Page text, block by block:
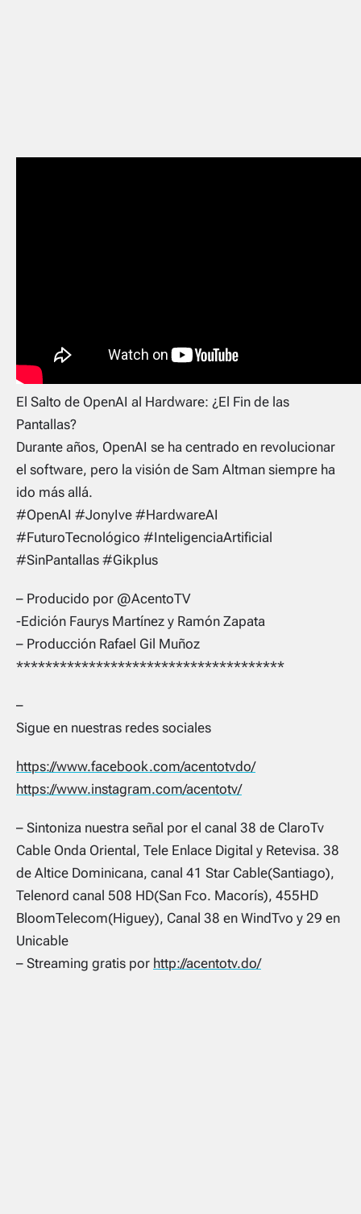
El Salto de OpenAI al Hardware: ¿El Fin de las
Pantallas?
Durante años, OpenAI se ha centrado en revolucionar
el software, pero la visión de Sam Altman siempre ha
ido más allá.
#OpenAI #JonyIve #HardwareAI
#FuturoTecnológico #InteligenciaArtificial
#SinPantallas #Gikplus
– Producido por @AcentoTV
-Edición Faurys Martínez y Ramón Zapata
– Producción Rafael Gil Muñoz
*************************************
–
Sigue en nuestras redes sociales
https://www.facebook.com/acentotvdo/
https://www.instagram.com/acentotv/
– Sintoniza nuestra señal por el canal 38 de ClaroTv
Cable Onda Oriental, Tele Enlace Digital y Retevisa. 38
de Altice Dominicana, canal 41 Star Cable(Santiago),
Telenord canal 508 HD(San Fco. Macorís), 455HD
BloomTelecom(Higuey), Canal 38 en WindTvo y 29 en
Unicable
– Streaming gratis por http://acentotv.do/